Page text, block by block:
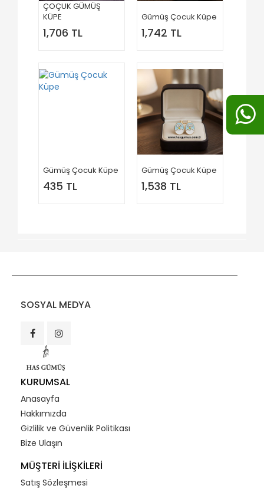
ÇOÇUK GÜMÜŞ
KÜPE
1,706 TL
Gümüş Çocuk Küpe
1,742 TL
Gümüş Çocuk Küpe
435 TL
Gümüş Çocuk Küpe
1,538 TL
SOSYAL MEDYA
KURUMSAL
Anasayfa
Hakkımızda
Gizlilik ve Güvenlik Politikası
Bize Ulaşın
MÜŞTERİ İLİŞKİLERİ
Satış Sözleşmesi